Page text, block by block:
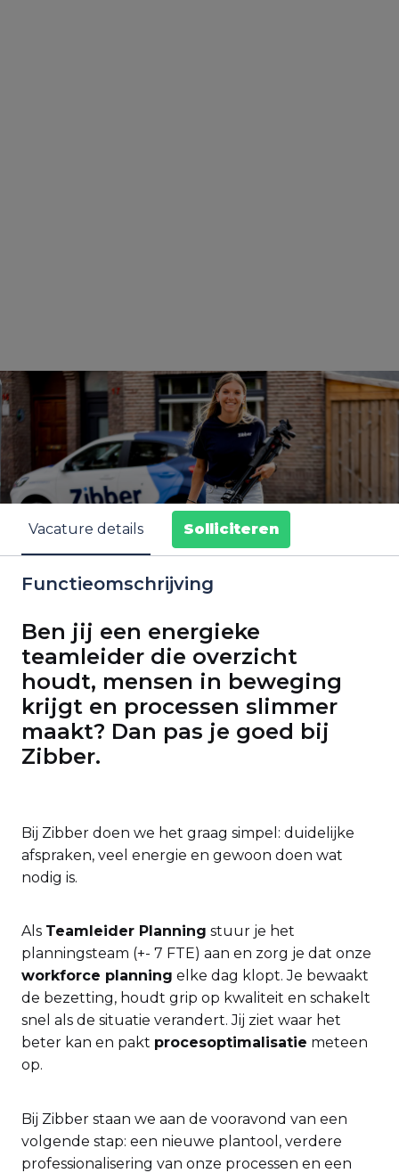
Vacature details Solliciteren
Functieomschrijving
Ben jij een energieke
teamleider die overzicht
houdt, mensen in beweging
krijgt en processen slimmer
maakt? Dan pas je goed bij
Zibber.
Bij Zibber doen we het graag simpel: duidelijke
afspraken, veel energie en gewoon doen wat
nodig is.
Als Teamleider Planning stuur je het
planningsteam (+- 7 FTE) aan en zorg je dat onze
workforce planning elke dag klopt. Je bewaakt
de bezetting, houdt grip op kwaliteit en schakelt
snel als de situatie verandert. Jij ziet waar het
beter kan en pakt procesoptimalisatie meteen
op.
Bij Zibber staan we aan de vooravond van een
volgende stap: een nieuwe plantool, verdere
professionalisering van onze processen en een